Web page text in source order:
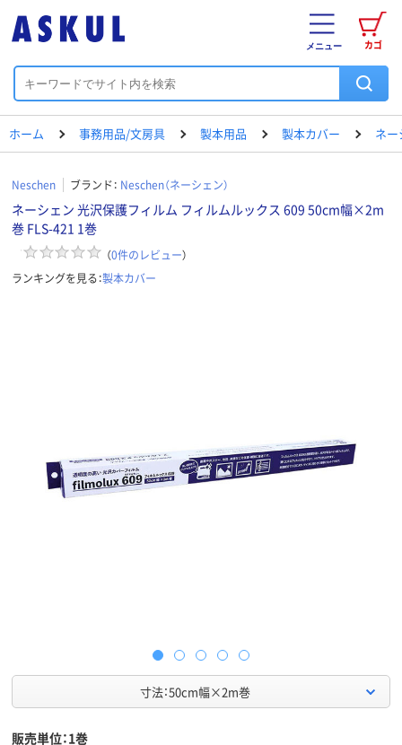
カゴ
メニュー
ホーム 事務用品/文房具 製本用品 製本カバー ネ
Neschen ブランド： Neschen（ネーシェン）
ネーシェン 光沢保護フィルム フィルムルックス 609 50cm幅×2m
巻 FLS-421 1巻
（0件のレビュー）
ランキングを見る：製本カバー
寸法：50cm幅×2m巻
販売単位：1巻